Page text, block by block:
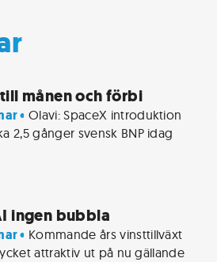
månen och förbi
• Olavi: SpaceX introduktion
2,5 gånger svensk BNP idag
ingen bubbla
• Kommande års vinsttillväxt
attraktiv ut på nu gällande